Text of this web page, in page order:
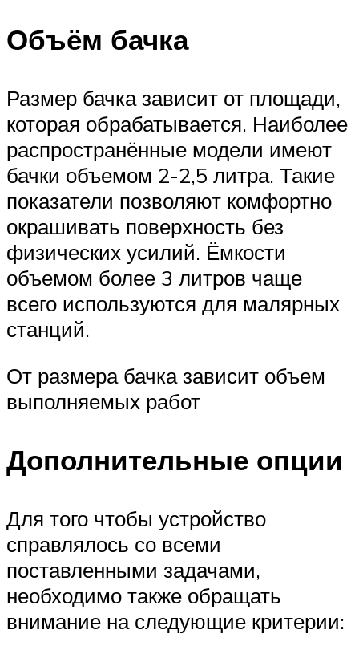
Объём бачка
Размер бачка зависит от площади,
которая обрабатывается. Наиболее
распространённые модели имеют
бачки объемом 2-2,5 литра. Такие
показатели позволяют комфортно
окрашивать поверхность без
физических усилий. Ёмкости
объемом более 3 литров чаще
всего используются для малярных
станций.
От размера бачка зависит объем
выполняемых работ
Дополнительные опции
Для того чтобы устройство
справлялось со всеми
поставленными задачами,
необходимо также обращать
внимание на следующие критерии: